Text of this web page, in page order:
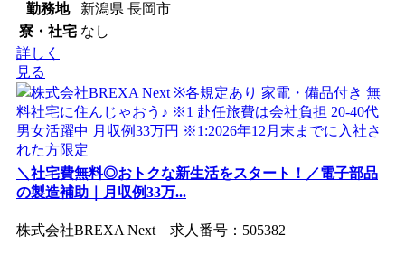
勤務地
新潟県 長岡市
寮・社宅 なし
詳しく
見る
＼社宅費無料◎おトクな新生活をスタート！／電子部品
の製造補助｜月収例33万...
株式会社BREXA Next 求人番号：505382